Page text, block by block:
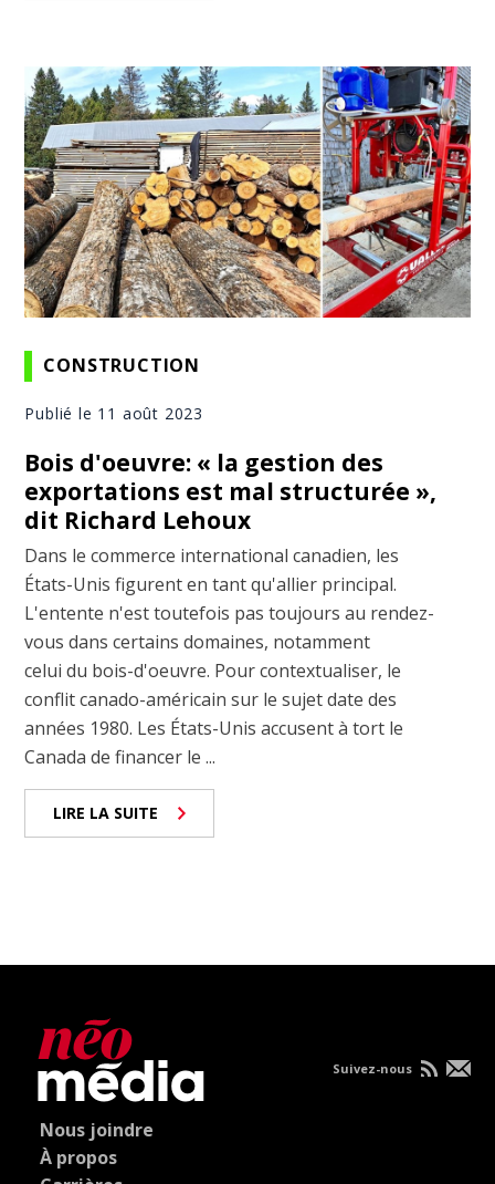
CONSTRUCTION
Publié le 11 août 2023
Bois d'oeuvre: « la gestion des
exportations est mal structurée »,
dit Richard Lehoux
Dans le commerce international canadien, les
États-Unis figurent en tant qu'allier principal.
L'entente n'est toutefois pas toujours au rendez-
vous dans certains domaines, notamment
celui du bois-d'oeuvre. Pour contextualiser, le
conflit canado-américain sur le sujet date des
années 1980. Les États-Unis accusent à tort le
Canada de financer le ...
LIRE LA SUITE
Nous joindre
À propos
Suivez-nous